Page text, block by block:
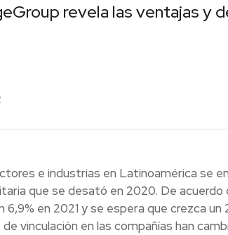
revela las ventajas y
e industrias en Latinoamérica se
que se desató en 2020. De acuerdo
6,9% en 2021 y se espera que crezca
vinculación en las compañías han